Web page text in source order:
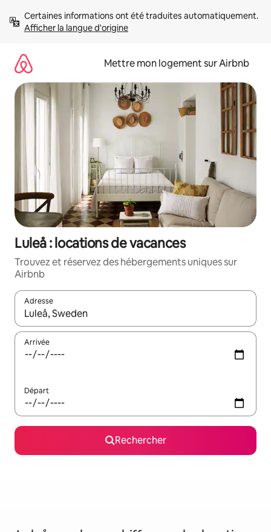
directement
Afficher la langue d'origine
Mettre mon logement sur Airbnb
Luleå : locations de vacances
Trouvez et réservez des hébergements uniques sur
Airbnb
Adresse
Lorsque les résultats s'affichent, utilisez les flèches vers le
Arrivée
Départ
Rechercher